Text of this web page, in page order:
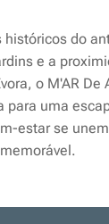
históricos do
e a
o M'AR De
para uma
estar se